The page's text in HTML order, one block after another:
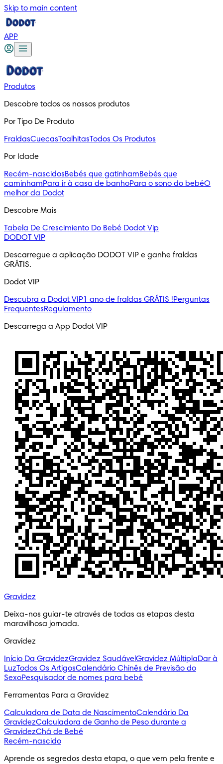
Skip to main content
APP
Produtos
Descobre todos os nossos produtos
Por Tipo De Produto
FraldasCuecasToalhitasTodos Os Produtos
Por Idade
Recém-nascidosBebés que gatinhamBebés que
caminhamPara ir à casa de banhoPara o sono do bebéO
melhor da Dodot
Descobre Mais
Tabela De Crescimiento Do Bebé Dodot Vip
DODOT VIP
Descarregue a aplicação DODOT VIP e ganhe fraldas
GRÁTIS.
Dodot VIP
Descubra a Dodot VIP1 ano de fraldas GRÁTIS !Perguntas
FrequentesRegulamento
Descarrega a App Dodot VIP
Gravidez
Deixa-nos guiar-te através de todas as etapas desta
maravilhosa jornada.
Gravidez
Início Da GravidezGravidez SaudávelGravidez MúltiplaDar à
LuzTodos Os ArtigosCalendário Chinês de Previsão do
SexoPesquisador de nomes para bebé
Ferramentas Para a Gravidez
Calculadora de Data de NascimentoCalendário Da
GravidezCalculadora de Ganho de Peso durante a
GravidezChá de Bebé
Recém-nascido
Aprende os segredos desta etapa, o que vem pela frente e